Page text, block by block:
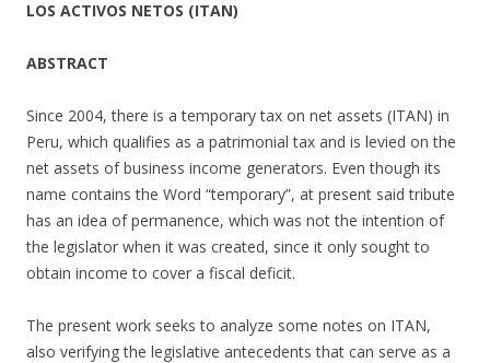
LOS ACTIVOS NETOS (ITAN)
ABSTRACT
Since 2004, there is a temporary tax on net assets (ITAN) in
Peru, which qualifies as a patrimonial tax and is levied on the
net assets of business income generators. Even though its
name contains the Word “temporary”, at present said tribute
has an idea of permanence, which was not the intention of
the legislator when it was created, since it only sought to
obtain income to cover a fiscal deficit.
The present work seeks to analyze some notes on ITAN,
also verifying the legislative antecedents that can serve as a